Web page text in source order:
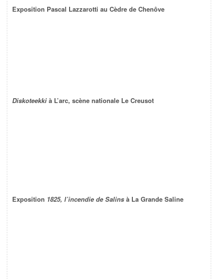
Exposition Pascal Lazzarotti au Cèdre de Chenôve
Diskoteekki à L’arc, scène nationale Le Creusot
Exposition 1825, l’incendie de Salins à La Grande Saline